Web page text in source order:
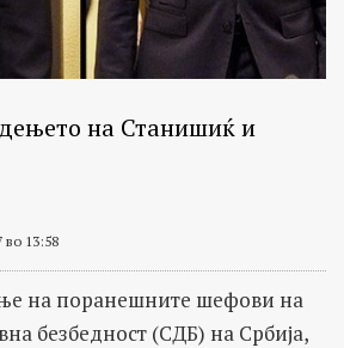
на Станишиќ и
во 13:58
на поранешните шефови на
безбедност (СДБ) на Србија,